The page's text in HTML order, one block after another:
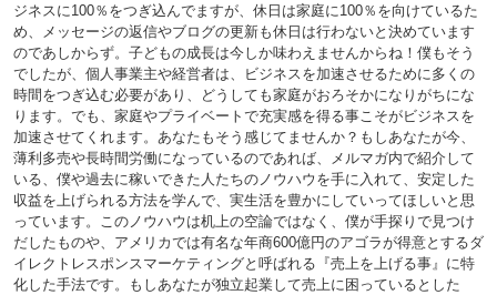
ジネスに100％をつぎ込んでますが、休日は家庭に100％を向けているた
め、メッセージの返信やブログの更新も休日は行わないと決めています
のであしからず。子どもの成長は今しか味わえませんからね！僕もそう
でしたが、個人事業主や経営者は、ビジネスを加速させるために多くの
時間をつぎ込む必要があり、どうしても家庭がおろそかになりがちにな
ります。でも、家庭やプライベートで充実感を得る事こそがビジネスを
加速させてくれます。あなたもそう感じてませんか？もしあなたが今、
薄利多売や長時間労働になっているのであれば、メルマガ内で紹介して
いる、僕や過去に稼いできた人たちのノウハウを手に入れて、安定した
収益を上げられる方法を学んで、実生活を豊かにしていってほしいと思
っています。このノウハウは机上の空論ではなく、僕が手探りで見つけ
だしたものや、アメリカでは有名な年商600億円のアゴラが得意とするダ
イレクトレスポンスマーケティングと呼ばれる『売上を上げる事』に特
化した手法です。もしあなたが独立起業して売上に困っているとした